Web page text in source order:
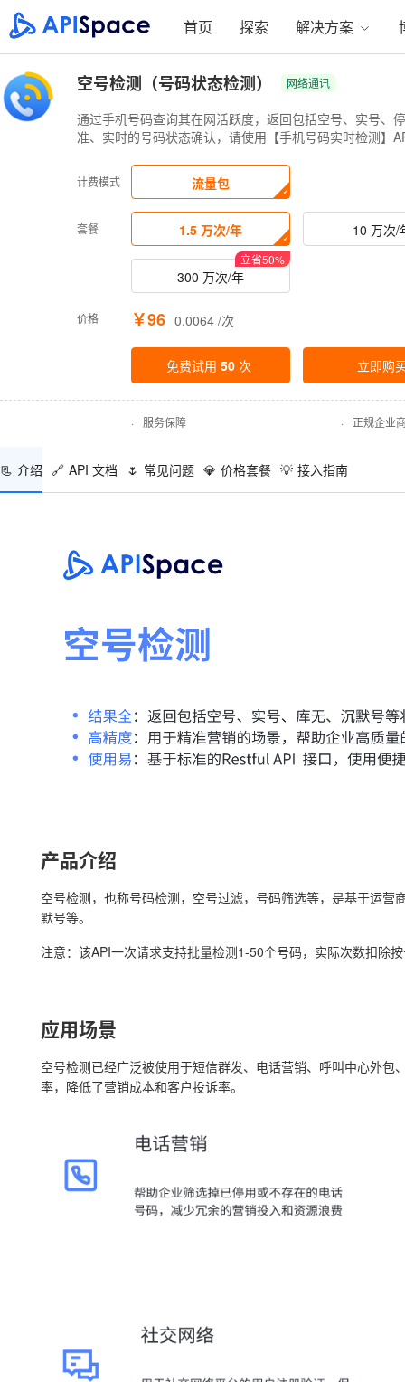
首页 探索 解决方案
空号检测（号码状态检测） 网络通讯
通过手机号码查询其在网活跃度，返回包括空号、实号、
准、实时的号码状态确认，请使用【手机号码实时检测】
计费模式 流量包
套餐 1.5 万次/年 10 万次/
300 万次/年
立省50%
价格 ￥96 0.0064 /次
免费试用 50 次 立即购
· 服务保障 · 正规企业
📃 介绍 🔗 API 文档 🌷 常见问题 💎 价格套餐 💡 接入指南
产品介绍
空号检测，也称号码检测，空号过滤，号码筛选等，是基于运
默号等。
注意：该API一次请求支持批量检测1-50个号码，实际次数扣除
应用场景
空号检测已经广泛被使用于短信群发、电话营销、呼叫中心外
率，降低了营销成本和客户投诉率。